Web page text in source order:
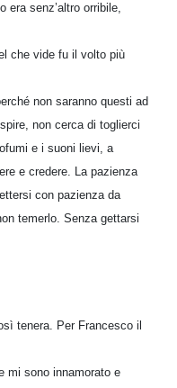
era senz’altro orribile,
che vide fu il volto più
non saranno questi ad
non cerca di toglierci
e i suoni lievi, a
e credere. La pazienza
con pazienza da
temerlo. Senza gettarsi
tenera. Per Francesco il
mi sono innamorato e